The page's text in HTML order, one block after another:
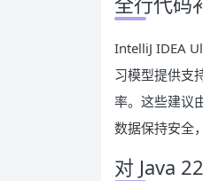
IntelliJ IDEA
习模型提供支
率。这些建议
数据保持安全
对 Java